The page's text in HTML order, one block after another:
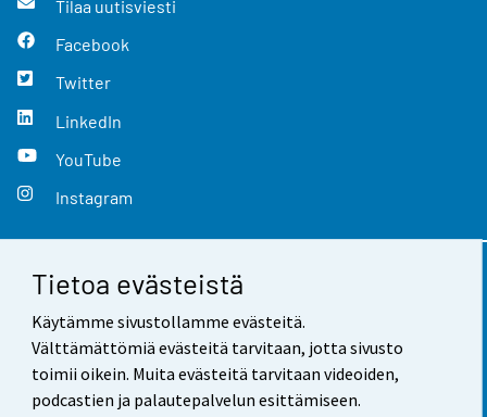
Tietoa evästeistä
Käytämme sivustollamme evästeitä.
Välttämättömiä evästeitä tarvitaan, jotta sivusto
toimii oikein. Muita evästeitä tarvitaan videoiden,
podcastien ja palautepalvelun esittämiseen.
Tilaa uutisviesti
Facebook
Twitter
LinkedIn
YouTube
Instagram
Yhteystiedot
Palaute
Käyttöehdot